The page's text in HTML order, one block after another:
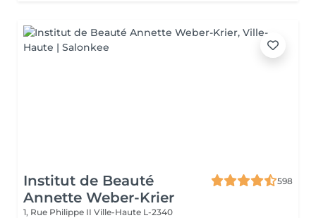
Institut de Beauté
Annette Weber-Krier
598
1, Rue Philippe II Ville-Haute L-2340